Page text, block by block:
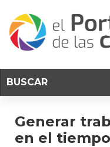
Generar
en el tiempo